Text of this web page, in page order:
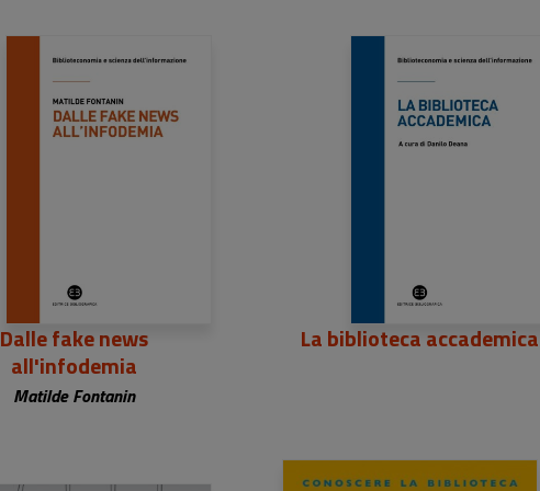
25,00 €
Dalle fake news
all'infodemia
Matilde Fontanin
32,00 €
La biblioteca accademica